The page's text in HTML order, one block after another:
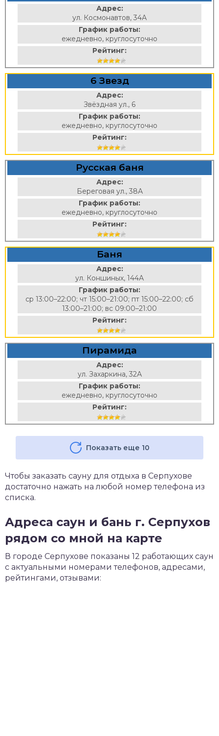
Адрес:
ул. Космонавтов, 34А
График работы:
ежедневно, круглосуточно
Рейтинг:
6 Звезд
Адрес:
Звёздная ул., 6
График работы:
ежедневно, круглосуточно
Рейтинг:
Русская баня
Адрес:
Береговая ул., 38А
График работы:
ежедневно, круглосуточно
Рейтинг:
Баня
Адрес:
ул. Коншиных, 144А
График работы:
ср 13:00–22:00; чт 15:00–21:00; пт 15:00–22:00; сб
13:00–21:00; вс 09:00–21:00
Рейтинг:
Пирамида
Адрес:
ул. Захаркина, 32А
График работы:
ежедневно, круглосуточно
Рейтинг:
Показать еще 10
Чтобы заказать сауну для отдыха в Серпухове
достаточно нажать на любой номер телефона из
списка.
Адреса саун и бань г. Серпухов
рядом со мной на карте
В городе Серпухове показаны 12 работающих саун
с актуальными номерами телефонов, адресами,
рейтингами, отзывами: